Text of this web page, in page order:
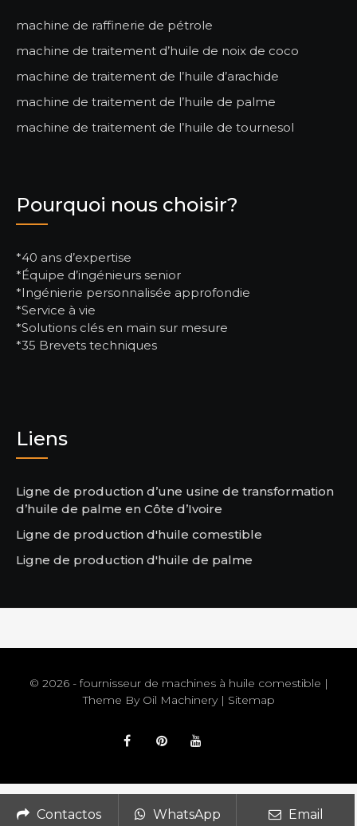
machine de raffinerie de pétrole
machine de traitement d’huile de noix de coco
machine de traitement de l’huile d’arachide
machine de traitement de l’huile de palme
machine de traitement de l’huile de tournesol
Pourquoi nous choisir?
*40 ans d’expertise
*Équipe d’ingénieurs senior
*Ingénierie personnalisée approfondie
*Service à vie
*Solutions clés en main sur mesure
*35 Brevets techniques
Liens
Ligne de production d’une usine de transformation
d’huile de palme en Côte d’Ivoire
Ligne de production d'huile comestible
Ligne de production d'huile de palme
© 2026 - fournisseur de machines à huile comestible |
Theme By Oil Machinery| Sitemap
Contactos WhatsApp Email